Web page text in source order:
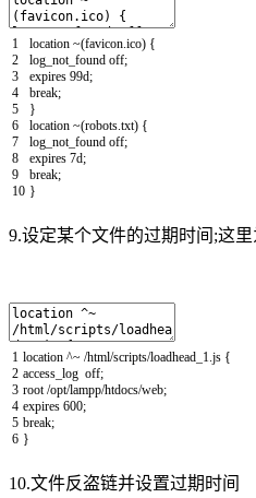
1
2
3
4
5
6
7
8
9
10
location ~(favicon.ico) {
log_not_found off;
expires 99d;
break;
}
location ~(robots.txt) {
log_not_found off;
expires 7d;
break;
}
9.设定某个文件的过期时间;这
1
2
3
4
5
6
location ^~ /html/scripts/loadhead_1.js {
access_log off;
root /opt/lampp/htdocs/web;
expires 600;
break;
}
10.文件反盗链并设置过期时间